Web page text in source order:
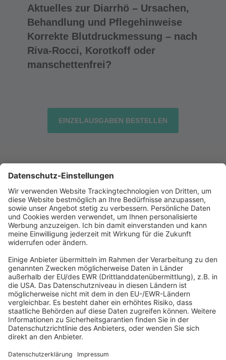
Aktuelles zur Diarrhö – Ursachen,
Behandlung und Pflegehinweise
Korrekte Blutdruckmessung – nach
Riva-Rocci, Korotkoff oder
manschettenfrei?
EINZELAUSGABEN BESTELLEN
Abonnement anfordern|Abo kündigen |
Werben bei uns